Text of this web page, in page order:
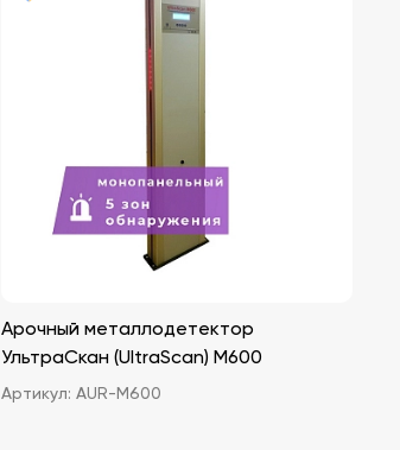
Арочный металлодетектор
УльтраСкан (UltraScan) M600
Артикул: AUR-M600